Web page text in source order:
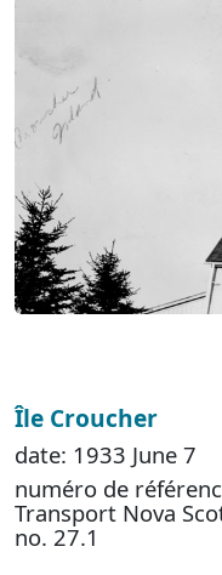
Île Croucher
date: 1933 June 7
numéro de
Transport Nova
no. 27.1